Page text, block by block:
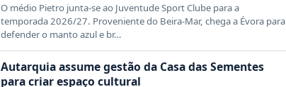
O médio Pietro junta-se ao Juventude Sport Clube para a
temporada 2026/27. Proveniente do Beira-Mar, chega a Évora para
defender o manto azul e br…
Autarquia assume gestão da Casa das Sementes
para criar espaço cultural